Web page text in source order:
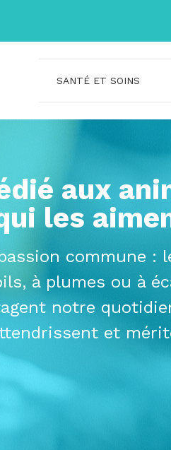
SANTÉ ET SOINS
aux
les
commune :
à plumes ou à
notre
et